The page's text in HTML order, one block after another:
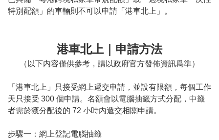
特別配額」的車輛則不可以申請「港車北上」。
港車北上｜申請方法
（以下内容僅供參考，請以政府官方發佈資訊爲準）
「港車北上」只接受網上遞交申請，並設有限額，每個工作
天只接受 300 個申請。名額會以電腦抽籤方式分配，中籤
者需於獲分配後的 72 小時內遞交相關申請。
步驟一：網上登記電腦抽籤